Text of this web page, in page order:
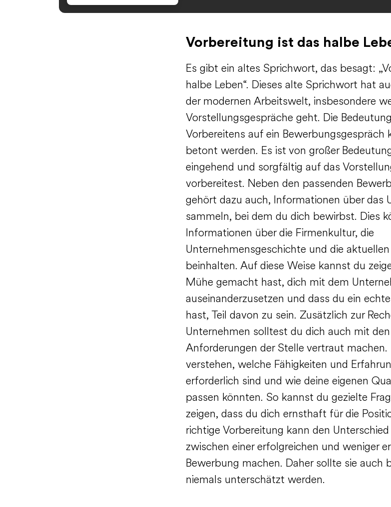
Vorbereitung ist das halbe
Es gibt ein altes Sprichwort, das besagt:
halbe Leben“. Dieses alte Sprichwort hat
der modernen Arbeitswelt, insbesondere
Vorstellungsgespräche geht. Die
Vorbereitens auf ein Bewerbungsgespräch
betont werden. Es ist von großer
eingehend und sorgfältig auf das
vorbereitest. Neben den passenden
gehört dazu auch, Informationen über das
sammeln, bei dem du dich bewirbst. Dies
Informationen über die Firmenkultur, die
Unternehmensgeschichte und die
beinhalten. Auf diese Weise kannst du
Mühe gemacht hast, dich mit dem
auseinanderzusetzen und dass du ein
hast, Teil davon zu sein. Zusätzlich zur
Unternehmen solltest du dich auch mit
Anforderungen der Stelle vertraut machen.
verstehen, welche Fähigkeiten und
erforderlich sind und wie deine eigenen
passen könnten. So kannst du gezielte
zeigen, dass du dich ernsthaft für die
richtige Vorbereitung kann den
zwischen einer erfolgreichen und weniger
Bewerbung machen. Daher sollte sie auch
niemals unterschätzt werden.